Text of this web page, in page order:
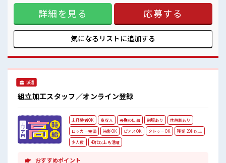
られます。ライン作業とセル作業があり、単調すぎず働きや
すい環境です。【取扱製品情報】自動車用シート ■お仕事PR
≪残業で稼げる≫ 高収入を希望される方にオススメ。 残業は
月20時間以上あります♪ ≪ヘアカラーOKで自由な雰囲気の
職場≫ 明るすぎたり奇抜でなければ基本的に自由！ (規定有)
制服があると毎日の服選びに悩まずOK♪ ≪未経験でも活躍で
り働く環境が整っています！ イチからスキルUP・ステップ
UP目指していきましょう！ ≪自分に向いている仕事が探せる
OK！ 休憩室で楽しくおしゃべり！ ストレス解消☆ 持ち物が
多いあなたにもぴったり☆ ロッカー付き職場♪
詳細を見る 応募する
気になるリストに追加する
派遣
組立加工スタッフ／オンライン登録
未経験者OK 高収入 長期の仕事 制服あり
休憩室あり
ロッカー完備
染髪OK ピアスOK タトゥーOK
残業 20H以上
少人数
40代以上も活躍
おすすめポイント